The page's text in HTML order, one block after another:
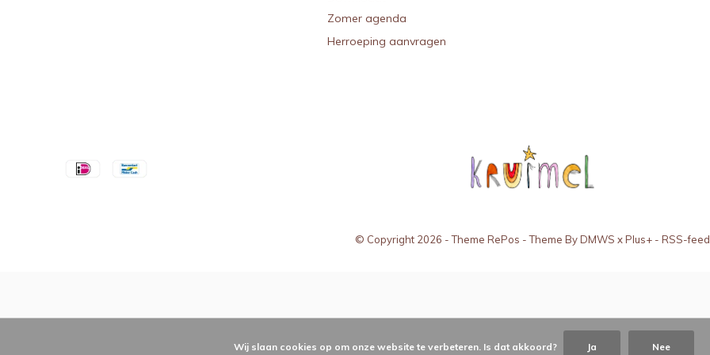
Zomer agenda
Herroeping aanvragen
© Copyright 2026 - Theme RePos - Theme ByDMWS xPlus+ - RSS-feed
Wij slaan cookies op om onze website te verbeteren. Is dat akkoord? Ja Nee